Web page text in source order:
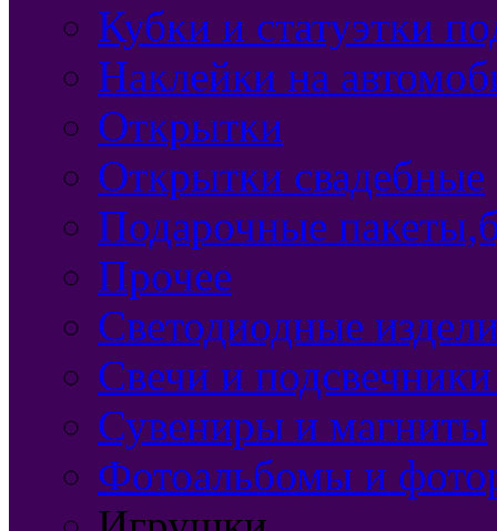
Кубки и статуэтки
Наклейки на
Открытки
Открытки свадебные
Подарочные
Прочее
Светодиодные
Свечи и
Сувениры и магниты
Фотоальбомы и